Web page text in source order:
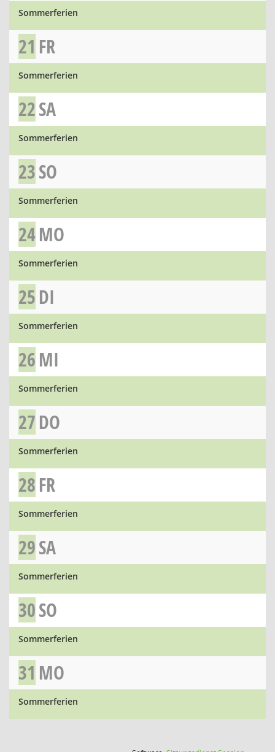
Sommerferien
21 FR
Sommerferien
22SA
Sommerferien
23SO
Sommerferien
24MO
Sommerferien
25DI
Sommerferien
26MI
Sommerferien
27DO
Sommerferien
28FR
Sommerferien
29SA
Sommerferien
30SO
Sommerferien
31 MO
Sommerferien